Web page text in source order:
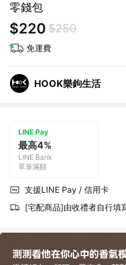
零錢包
$220 $250
免運費
HOOK樂鉤生活
LINE Pay
最高4%
LINE Bank
單筆滿額
支援LINE Pay / 信用卡
[宅配商品]由收禮者自行填